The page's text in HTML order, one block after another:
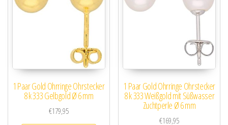
1 Paar Gold Ohrringe Ohrstecker
8 k 333 Gelbgold Ø 6 mm
€179,95
1 Paar Gold Ohrringe Ohrstecker
8 k 333 Weißgold mit Süßwasser
Zuchtperle Ø 6 mm
€169,95